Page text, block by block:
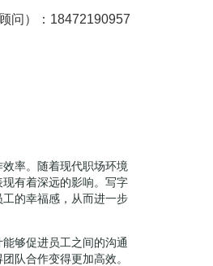
问）：18472190957
率。随着现代职场环境
有着深远的影响。写字
的幸福感，从而进一步
够促进员工之间的沟通
队合作变得更加高效。